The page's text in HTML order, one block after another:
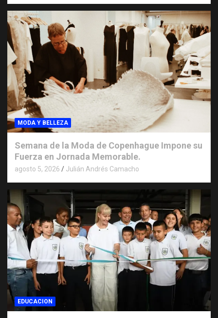
MODA Y BELLEZA
Semana de la Moda de Copenhague Impone su
Fuerza en Jornada Memorable.
agosto 5, 2026 Julián Andrés Camacho
EDUCACION